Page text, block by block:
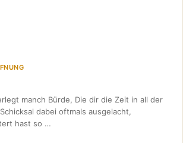
manch Bürde, Die dir die Zeit in all der
dabei oftmals ausgelacht,
hast so …